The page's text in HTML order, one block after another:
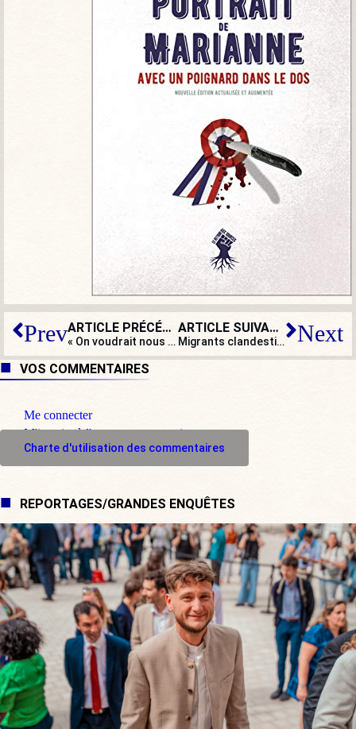
Prev ARTICLE PRÉCÉDENT
« On voudrait nous interdire de prononcer le nom de Charles Martel ! »
ARTICLE SUIVANT
Migrants clandestins : nuit et brouillard à Menton Next
VOS COMMENTAIRES
Me connecter
M'inscrire à l'espace commentaire
Charte d'utilisation des commentaires
REPORTAGES/GRANDES ENQUÊTES